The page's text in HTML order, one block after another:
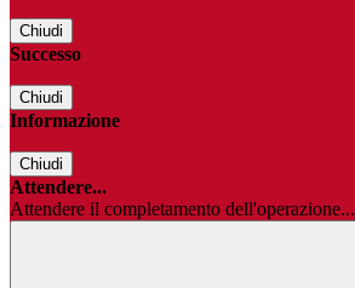
Chiudi
Successo
Chiudi
Informazione
Chiudi
Attendere...
Attendere il completamento dell'operazione...